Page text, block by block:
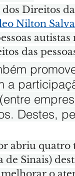
Direitos
Nilton
das
a
Destes,
abriu quatro
de Sinais)